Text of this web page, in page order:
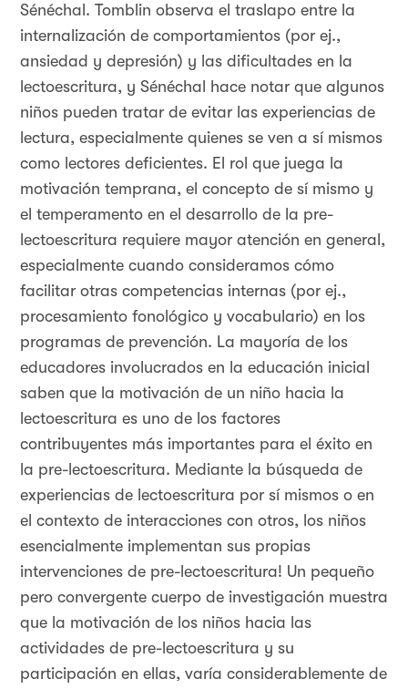
Sénéchal. Tomblin observa el traslapo entre la
internalización de comportamientos (por ej.,
ansiedad y depresión) y las dificultades en la
lectoescritura, y Sénéchal hace notar que algunos
niños pueden tratar de evitar las experiencias de
lectura, especialmente quienes se ven a sí mismos
como lectores deficientes. El rol que juega la
motivación temprana, el concepto de sí mismo y
el temperamento en el desarrollo de la pre-
lectoescritura requiere mayor atención en general,
especialmente cuando consideramos cómo
facilitar otras competencias internas (por ej.,
procesamiento fonológico y vocabulario) en los
programas de prevención. La mayoría de los
educadores involucrados en la educación inicial
saben que la motivación de un niño hacia la
lectoescritura es uno de los factores
contribuyentes más importantes para el éxito en
la pre-lectoescritura. Mediante la búsqueda de
experiencias de lectoescritura por sí mismos o en
el contexto de interacciones con otros, los niños
esencialmente implementan sus propias
intervenciones de pre-lectoescritura! Un pequeño
pero convergente cuerpo de investigación muestra
que la motivación de los niños hacia las
actividades de pre-lectoescritura y su
participación en ellas, varía considerablemente de